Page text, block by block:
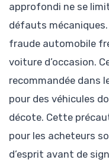
approfondi ne se
défauts mécaniques.
fraude automobile
voiture d’occasion.
recommandée dans
pour des véhicules
décote. Cette
pour les acheteurs
d’esprit avant de